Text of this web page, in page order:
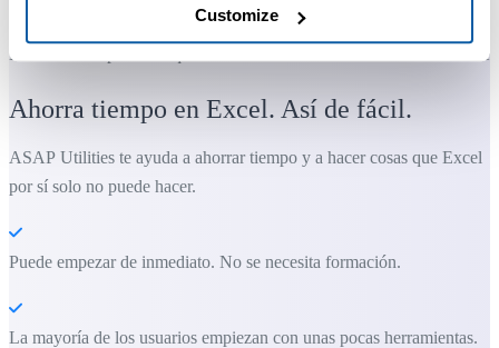
Customize
Herramientas prácticas que muchos usuarios desearían tener en Excel.
Ahorra tiempo en Excel. Así de fácil.
ASAP Utilities te ayuda a ahorrar tiempo y a hacer cosas que Excel
por sí solo no puede hacer.
Puede empezar de inmediato. No se necesita formación.
La mayoría de los usuarios empiezan con unas pocas herramientas.